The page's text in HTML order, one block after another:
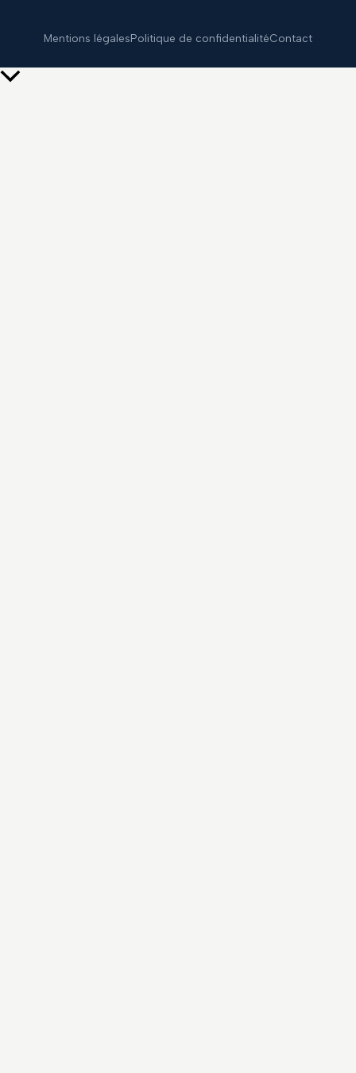
Mentions légalesPolitique de confidentialitéContact